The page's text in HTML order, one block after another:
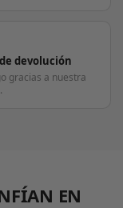
devolución
gracias a nuestra
EN